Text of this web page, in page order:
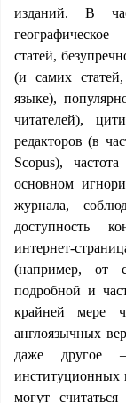
изданий. В
статей,
(и самих
языке),
читателей),
редакторов (в
Scopus),
основном
журнала,
доступность
интернет-
(например, от
подробной и
крайней мере
англоязычных
даже другое
институционных
могут